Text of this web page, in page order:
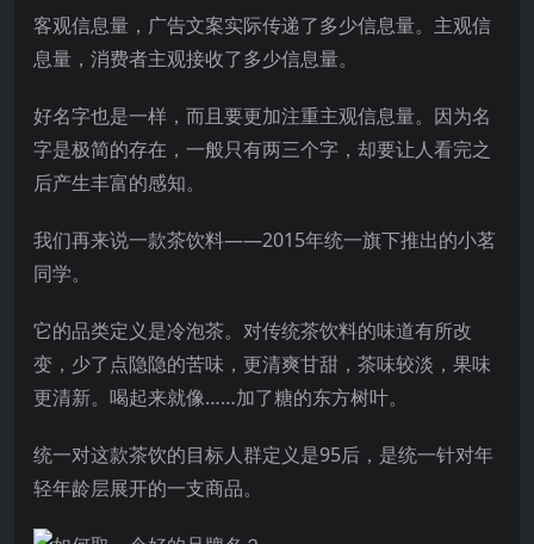
客观信息量，广告文案实际传递了多少信息量。主观信
息量，消费者主观接收了多少信息量。
好名字也是一样，而且要更加注重主观信息量。因为名
字是极简的存在，一般只有两三个字，却要让人看完之
后产生丰富的感知。
我们再来说一款茶饮料——2015年统一旗下推出的小茗
同学。
它的品类定义是冷泡茶。对传统茶饮料的味道有所改
变，少了点隐隐的苦味，更清爽甘甜，茶味较淡，果味
更清新。喝起来就像……加了糖的东方树叶。
统一对这款茶饮的目标人群定义是95后，是统一针对年
轻年龄层展开的一支商品。